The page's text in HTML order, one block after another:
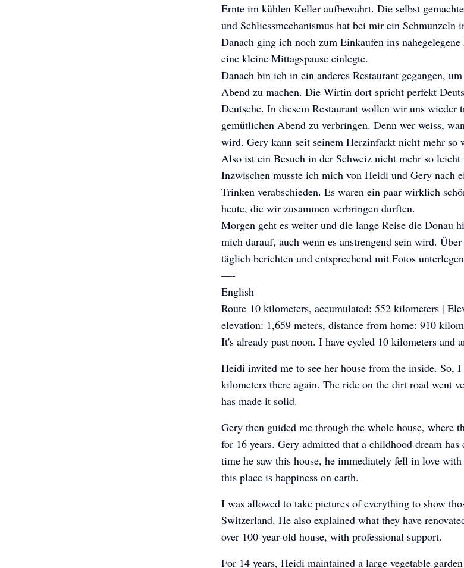
Pannonientour
Pannonientour
Ernte im kühlen Keller aufbewahrt. Die selbst
und Schliessmechanismus hat bei mir ein Schmunzeln
Danach ging ich noch zum Einkaufen ins
eine kleine Mittagspause einlegte.
Danach bin ich in ein anderes Restaurant gegangen,
Abend zu machen. Die Wirtin dort spricht perfekt
Deutsche. In diesem Restaurant wollen wir uns wieder
gemütlichen Abend zu verbringen. Denn wer weiss,
wird. Gery kann seit seinem Herzinfarkt nicht mehr so
Also ist ein Besuch in der Schweiz nicht mehr so leicht
Inzwischen musste ich mich von Heidi und Gery nach
Trinken verabschieden. Es waren ein paar wirklich
heute, die wir zusammen verbringen durften.
Morgen geht es weiter und die lange Reise die Donau
mich darauf, auch wenn es anstrengend sein wird.
täglich berichten und entsprechend mit Fotos
—-
English
Route 10 kilometers, accumulated: 552 kilometers |
elevation: 1,659 meters, distance from home: 910
It's already past noon. I have cycled 10 kilometers and
Heidi invited me to see her house from the inside. So,
kilometers there again. The ride on the dirt road went
has made it solid.
Gery then guided me through the whole house, where
for 16 years. Gery admitted that a childhood dream
time he saw this house, he immediately fell in love
this place is happiness on earth.
I was allowed to take pictures of everything to show
Switzerland. He also explained what they have
over 100-year-old house, with professional support.
For 14 years, Heidi maintained a large vegetable
Pannonientour